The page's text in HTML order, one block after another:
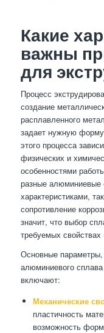
Какие
важны
для
Процесс
создание
расплавленного
задает нужную
этого процесса
физических и
особенностями
разные
характеристиками,
сопротивление
значит, что выбор
требуемых свойствах
Основные
алюминиевого
включают:
Механические
пластичность
возможность